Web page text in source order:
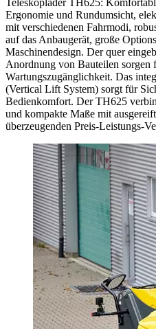
Ergonomie und Rundumsicht,
mit verschiedenen Fahrmodi,
auf das Anbaugerät, große
Maschinendesign. Der quer
Anordnung von Bauteilen sorgen
Wartungszugänglichkeit. Das
(Vertical Lift System) sorgt für
Bedienkomfort. Der TH625
und kompakte Maße mit
überzeugenden Preis-Leistungs-